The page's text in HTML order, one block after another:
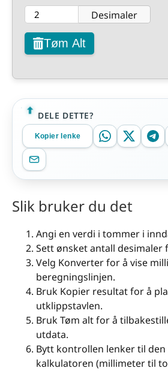
Desimaler
Tøm Alt
DELE DETTE?
Kopier lenke
Slik bruker du det
Angi en verdi i tommer i
Sett ønsket antall desimaler
Velg Konverter for å vise
beregningslinjen.
Bruk Kopier resultat for å
utklippstavlen.
Bruk Tøm alt for å
utdata.
Bytt kontrollen lenker til
kalkulatoren (millimeter til